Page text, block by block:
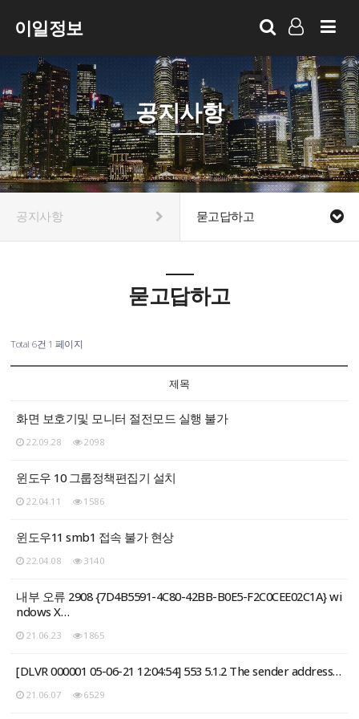
이일정보
LOG IN
SIGN UP
공지사항
공지사항 묻고답하고
묻고답하고
Total 6건 1 페이지
제목
화면 보호기및 모니터 절전모드 실행 불가
22.09.28 2098
윈도우 10 그룹정책편집기 설치
22.04.11 1586
윈도우11 smb1 접속 불가 현상
22.04.08 3140
내부 오류 2908 {7D4B5591-4C80-42BB-B0E5-F2C0CEE02C1A} wi
ndows X…
21.06.23 1865
[DLVR 000001 05-06-21 12:04:54] 553 5.1.2 The sender address…
21.06.07 6529